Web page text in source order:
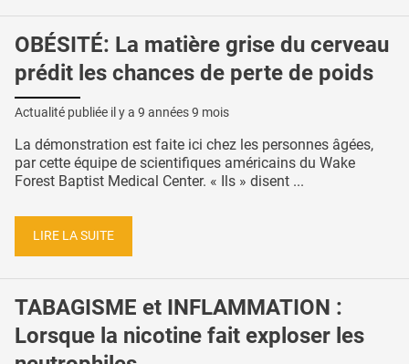
OBÉSITÉ: La matière grise du cerveau
prédit les chances de perte de poids
Actualité publiée il y a 9 années 9 mois
La démonstration est faite ici chez les personnes âgées,
par cette équipe de scientifiques américains du Wake
Forest Baptist Medical Center. « Ils » disent ...
LIRE LA SUITE
TABAGISME et INFLAMMATION :
Lorsque la nicotine fait exploser les